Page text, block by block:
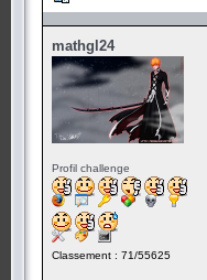
mathgl24
Profil challenge
Classement : 71/55625